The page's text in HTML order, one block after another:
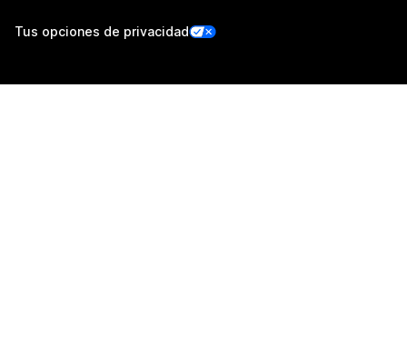
Tus opciones de privacidad